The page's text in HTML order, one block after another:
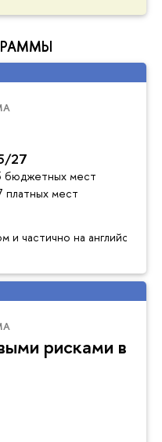
27
бюджетных мест
платных мест
и частично на английском
рисками в